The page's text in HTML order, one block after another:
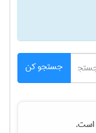
جستجو کن
است.